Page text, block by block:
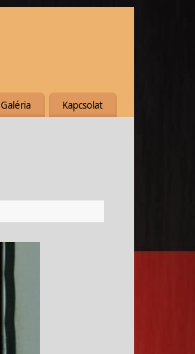
Galéria Kapcsolat